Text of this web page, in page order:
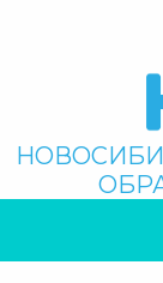
Поиск